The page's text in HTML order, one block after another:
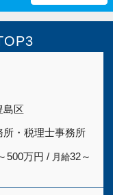
(2)
島区
所・税理士事務所
500万円 / 月給32～